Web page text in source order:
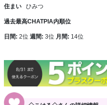
住まい ひみつ
過去最高CHATPIA内順位
日間: 2位 週間: 3位 月間: 14位